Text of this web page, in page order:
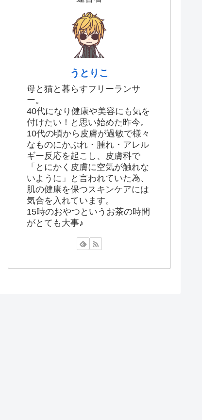
うとりこ
母と猫と暮らすフリーランサ
ー。
40代になり健康や美容にも気を
付けたい！と思い始めた昨今。
10代の頃から皮膚が過敏で様々
なものにかぶれ・腫れ・アレル
ギー反応を起こし、皮膚科で
「とにかく皮膚に空気が触れな
いように」と言われていた為、
肌の健康を保つスキンケアには
気合を入れています。
15時のおやつというお茶の時間
がとても大事♪